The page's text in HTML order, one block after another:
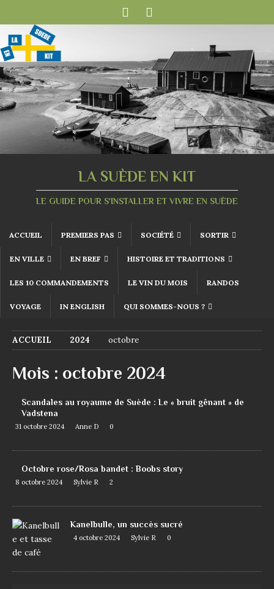
LA SUÈDE EN KIT
LE GUIDE POUR S'INSTALLER ET VIVRE EN SUÈDE
ACCUEIL PREMIERS PAS SOCIÉTÉ SORTIR
EN VILLE EN BREF HISTOIRE ET TRADITIONS
LES 10 COMMANDEMENTS LE VIN DU MOIS RANDOS
VOYAGE IN ENGLISH QUI SOMMES-NOUS ?
ACCUEIL 2024 octobre
Mois : octobre 2024
Scandales au royaume de Suède : Le « bruit gênant » de
Vadstena
31 octobre 2024 Anne D 0
Octobre rose/Rosa bandet : Boobs story
8 octobre 2024 Sylvie R 2
Kanelbulle, un succès sucré
4 octobre 2024 Sylvie R 0